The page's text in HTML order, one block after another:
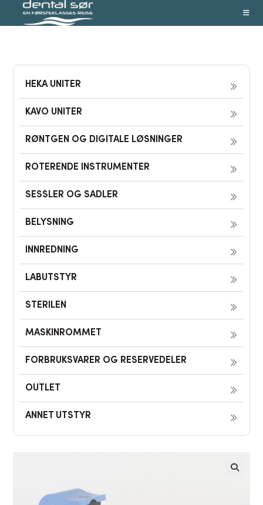
HEKA UNITER
KAVO UNITER
RØNTGEN OG DIGITALE LØSNINGER
ROTERENDE INSTRUMENTER
SESSLER OG SADLER
BELYSNING
INNREDNING
LABUTSTYR
STERILEN
MASKINROMMET
FORBRUKSVARER OG RESERVEDELER
OUTLET
ANNET UTSTYR